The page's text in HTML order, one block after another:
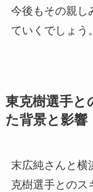
今後もその親し
ていくでしょう。
東克樹選手と
た背景と影響
末広純さんと横
克樹選手とのス